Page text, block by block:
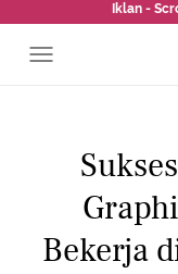
Iklan -
Bekerja